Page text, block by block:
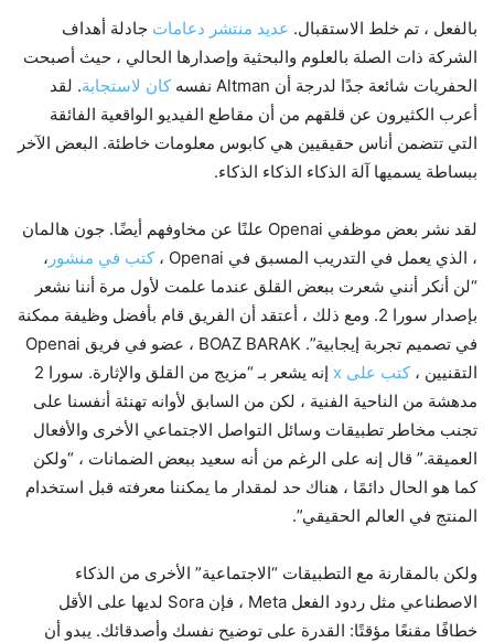
بالفعل ، تم خلط الاستقبال. عديد منتشر دعامات جادلة أهداف
الشركة ذات الصلة بالعلوم والبحثية وإصدارها الحالي ، حيث أصبحت
الحفريات شائعة جدًا لدرجة أن Altman نفسه
كان لاستجابة. لقد
أعرب الكثيرون عن قلقهم من أن مقاطع الفيديو الواقعية الفائقة
التي تتضمن أناس حقيقيين هي كابوس معلومات خاطئة. البعض الآخر
ببساطة يسميها آلة الذكاء الذكاء الذكاء.
لقد نشر بعض موظفي Openai علنًا عن مخاوفهم أيضًا. جون هالمان
، الذي يعمل في التدريب المسبق في Openai ،
كتب في منشور ،
“لن أنكر أنني شعرت ببعض القلق عندما علمت لأول مرة أننا نشعر
بإصدار سورا 2. ومع ذلك ، أعتقد أن الفريق قام بأفضل وظيفة ممكنة
في تصميم تجربة إيجابية”. BOAZ BARAK ، عضو في فريق Openai
التقنيين ،كتب على x
إنه يشعر بـ “مزيج من القلق والإثارة. سورا 2
مدهشة من الناحية الفنية ، لكن من السابق لأوانه تهنئة أنفسنا على
تجنب مخاطر تطبيقات وسائل التواصل الاجتماعي الأخرى والأفعال
العميقة.” قال إنه على الرغم من أنه سعيد ببعض الضمانات ، “ولكن
كما هو الحال دائمًا ، هناك حد لمقدار ما يمكننا معرفته قبل استخدام
المنتج في العالم الحقيقي”.
ولكن بالمقارنة مع التطبيقات “الاجتماعية” الأخرى من الذكاء
الاصطناعي مثل ردود الفعل Meta ، فإن Sora لديها على الأقل
خطافًا مقنعًا مؤقتًا: القدرة على توضيح نفسك وأصدقائك. يبدو أن